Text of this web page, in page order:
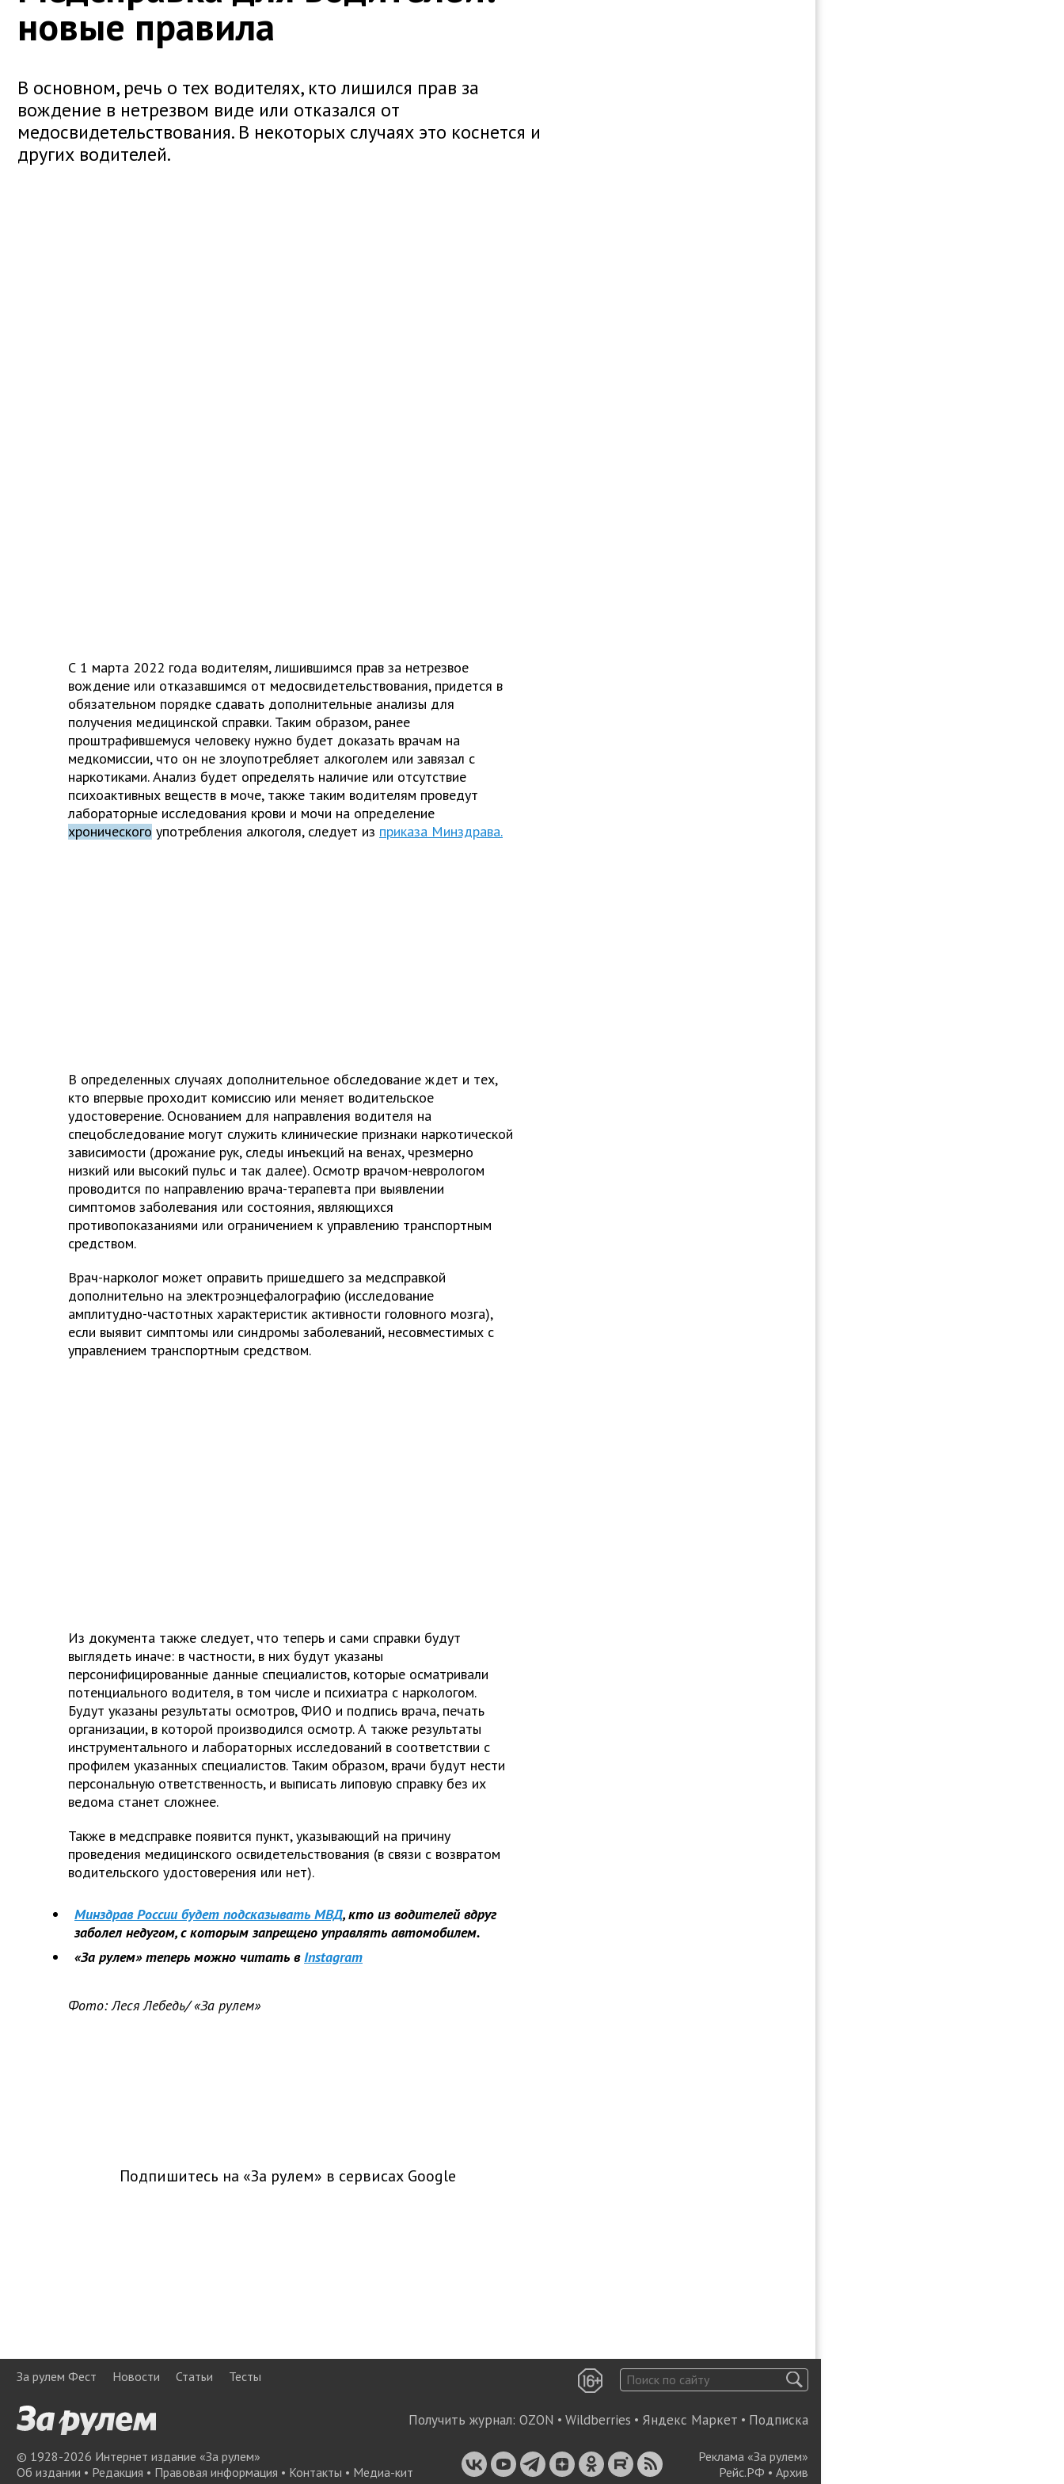
новые правила
В основном, речь о тех водителях, кто лишился прав за
вождение в нетрезвом виде или отказался от
медосвидетельствования. В некоторых случаях это коснется и
других водителей.
С 1 марта 2022 года водителям, лишившимся прав за нетрезвое
вождение или отказавшимся от медосвидетельствования, придется в
обязательном порядке сдавать дополнительные анализы для
получения медицинской справки. Таким образом, ранее
проштрафившемуся человеку нужно будет доказать врачам на
медкомиссии, что он не злоупотребляет алкоголем или завязал с
наркотиками. Анализ будет определять наличие или отсутствие
психоактивных веществ в моче, также таким водителям проведут
лабораторные исследования крови и мочи на определение
хронического употребления алкоголя, следует из приказа Минздрава.
В определенных случаях дополнительное обследование ждет и тех,
кто впервые проходит комиссию или меняет водительское
удостоверение. Основанием для направления водителя на
спецобследование могут служить клинические признаки наркотической
зависимости (дрожание рук, следы инъекций на венах, чрезмерно
низкий или высокий пульс и так далее). Осмотр врачом-неврологом
проводится по направлению врача-терапевта при выявлении
симптомов заболевания или состояния, являющихся
противопоказаниями или ограничением к управлению транспортным
средством.
Врач-нарколог может оправить пришедшего за медсправкой
дополнительно на электроэнцефалографию (исследование
амплитудно-частотных характеристик активности головного мозга),
если выявит симптомы или синдромы заболеваний, несовместимых с
управлением транспортным средством.
Из документа также следует, что теперь и сами справки будут
выглядеть иначе: в частности, в них будут указаны
персонифицированные данные специалистов, которые осматривали
потенциального водителя, в том числе и психиатра с наркологом.
Будут указаны результаты осмотров, ФИО и подпись врача, печать
организации, в которой производился осмотр. А также результаты
инструментального и лабораторных исследований в соответствии с
профилем указанных специалистов. Таким образом, врачи будут нести
персональную ответственность, и выписать липовую справку без их
ведома станет сложнее.
Также в медсправке появится пункт, указывающий на причину
проведения медицинского освидетельствования (в связи с возвратом
водительского удостоверения или нет).
Минздрав России будет подсказывать МВД, кто из водителей вдруг
заболел недугом, с которым запрещено управлять автомобилем.
«За рулем» теперь можно читать в Instagram
Фото: Леся Лебедь/ «За рулем»
Подпишитесь на «За рулем» в сервисах Google
За рулем Фест Новости Статьи Тесты
Получить журнал: OZON • Wildberries • Яндекс Маркет • Подписка
© 1928-2026 Интернет издание «За рулем»
Об издании • Редакция • Правовая информация • Контакты • Медиа-кит
Реклама «За рулем»
Рейс.РФ • Архив